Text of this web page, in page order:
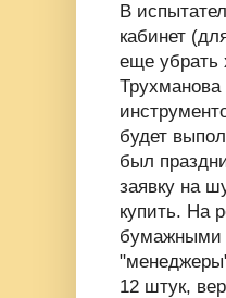
В
кабинет
еще убрать
Трухманова
будет
был
заявку на
купить. На
бумажными
12 штук,